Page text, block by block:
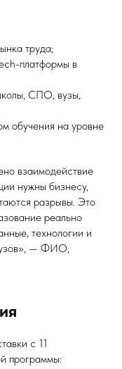
труда;
платформы в
СПО, вузы,
обучения на уровне
взаимодействие
нужны бизнесу,
разрывы. Это
реально
технологии и
— ФИО,
с 11
программы: